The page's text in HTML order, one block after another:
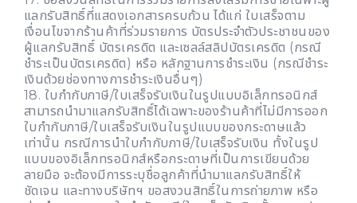
แลกรับสิทธิ์ที่แสดงเอกสารครบถ้วน ได้แก่ ใบเสร็จตาม
เงื่อนไขจากร้านค้าที่ร่วมรายการ บัตรประจำตัวประชาชนของ
ผู้แลกรับสิทธิ์ บัตรเครดิต และเซลล์สลิปบัตรเครดิต (กรณี
ชำระเป็นบัตรเครดิต) หรือ หลักฐานการชำระเงิน (กรณีชำระ
เงินด้วยช่องทางการชำระเงินอื่นๆ)
18. ใบกำกับภาษี/ใบเสร็จรับเงินในรูปแบบอิเล็กทรอนิกส์
สามารถนำมาแลกรับสิทธิ์ได้เฉพาะของร้านค้าที่ไม่มีการออก
ใบกำกับภาษี/ใบเสร็จรับเงินในรูปแบบของกระดาษแล้ว
เท่านั้น กรณีการนำใบกำกับภาษี/ใบเสร็จรับเงิน ทั้งในรูป
แบบของอิเล็กทรอนิกส์หรือกระดาษที่เป็นการเขียนด้วย
ลายมือ จะต้องมีการระบุชื่อลูกค้าที่นำมาแลกรับสิทธิ์ให้
ชัดเจน และทางบริษัทฯ ขอสงวนสิทธิ์ในการถ่ายภาพ หรือ